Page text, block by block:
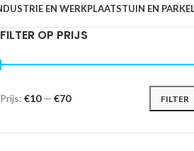
EN WERKPLAATSTUIN EN PARK
FILTER OP PRIJS
FILTER
Prijs: €10— €70